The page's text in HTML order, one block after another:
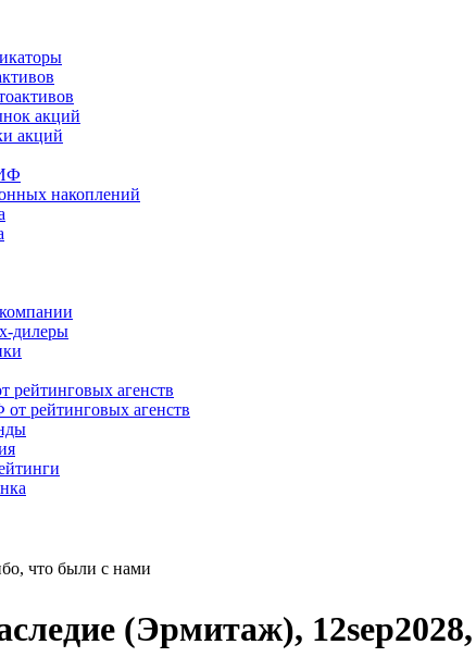
акций
акций
накоплений
дилеры
рейтинговых агенств
рейтинговых агенств
что были с нами
(Эрмитаж),